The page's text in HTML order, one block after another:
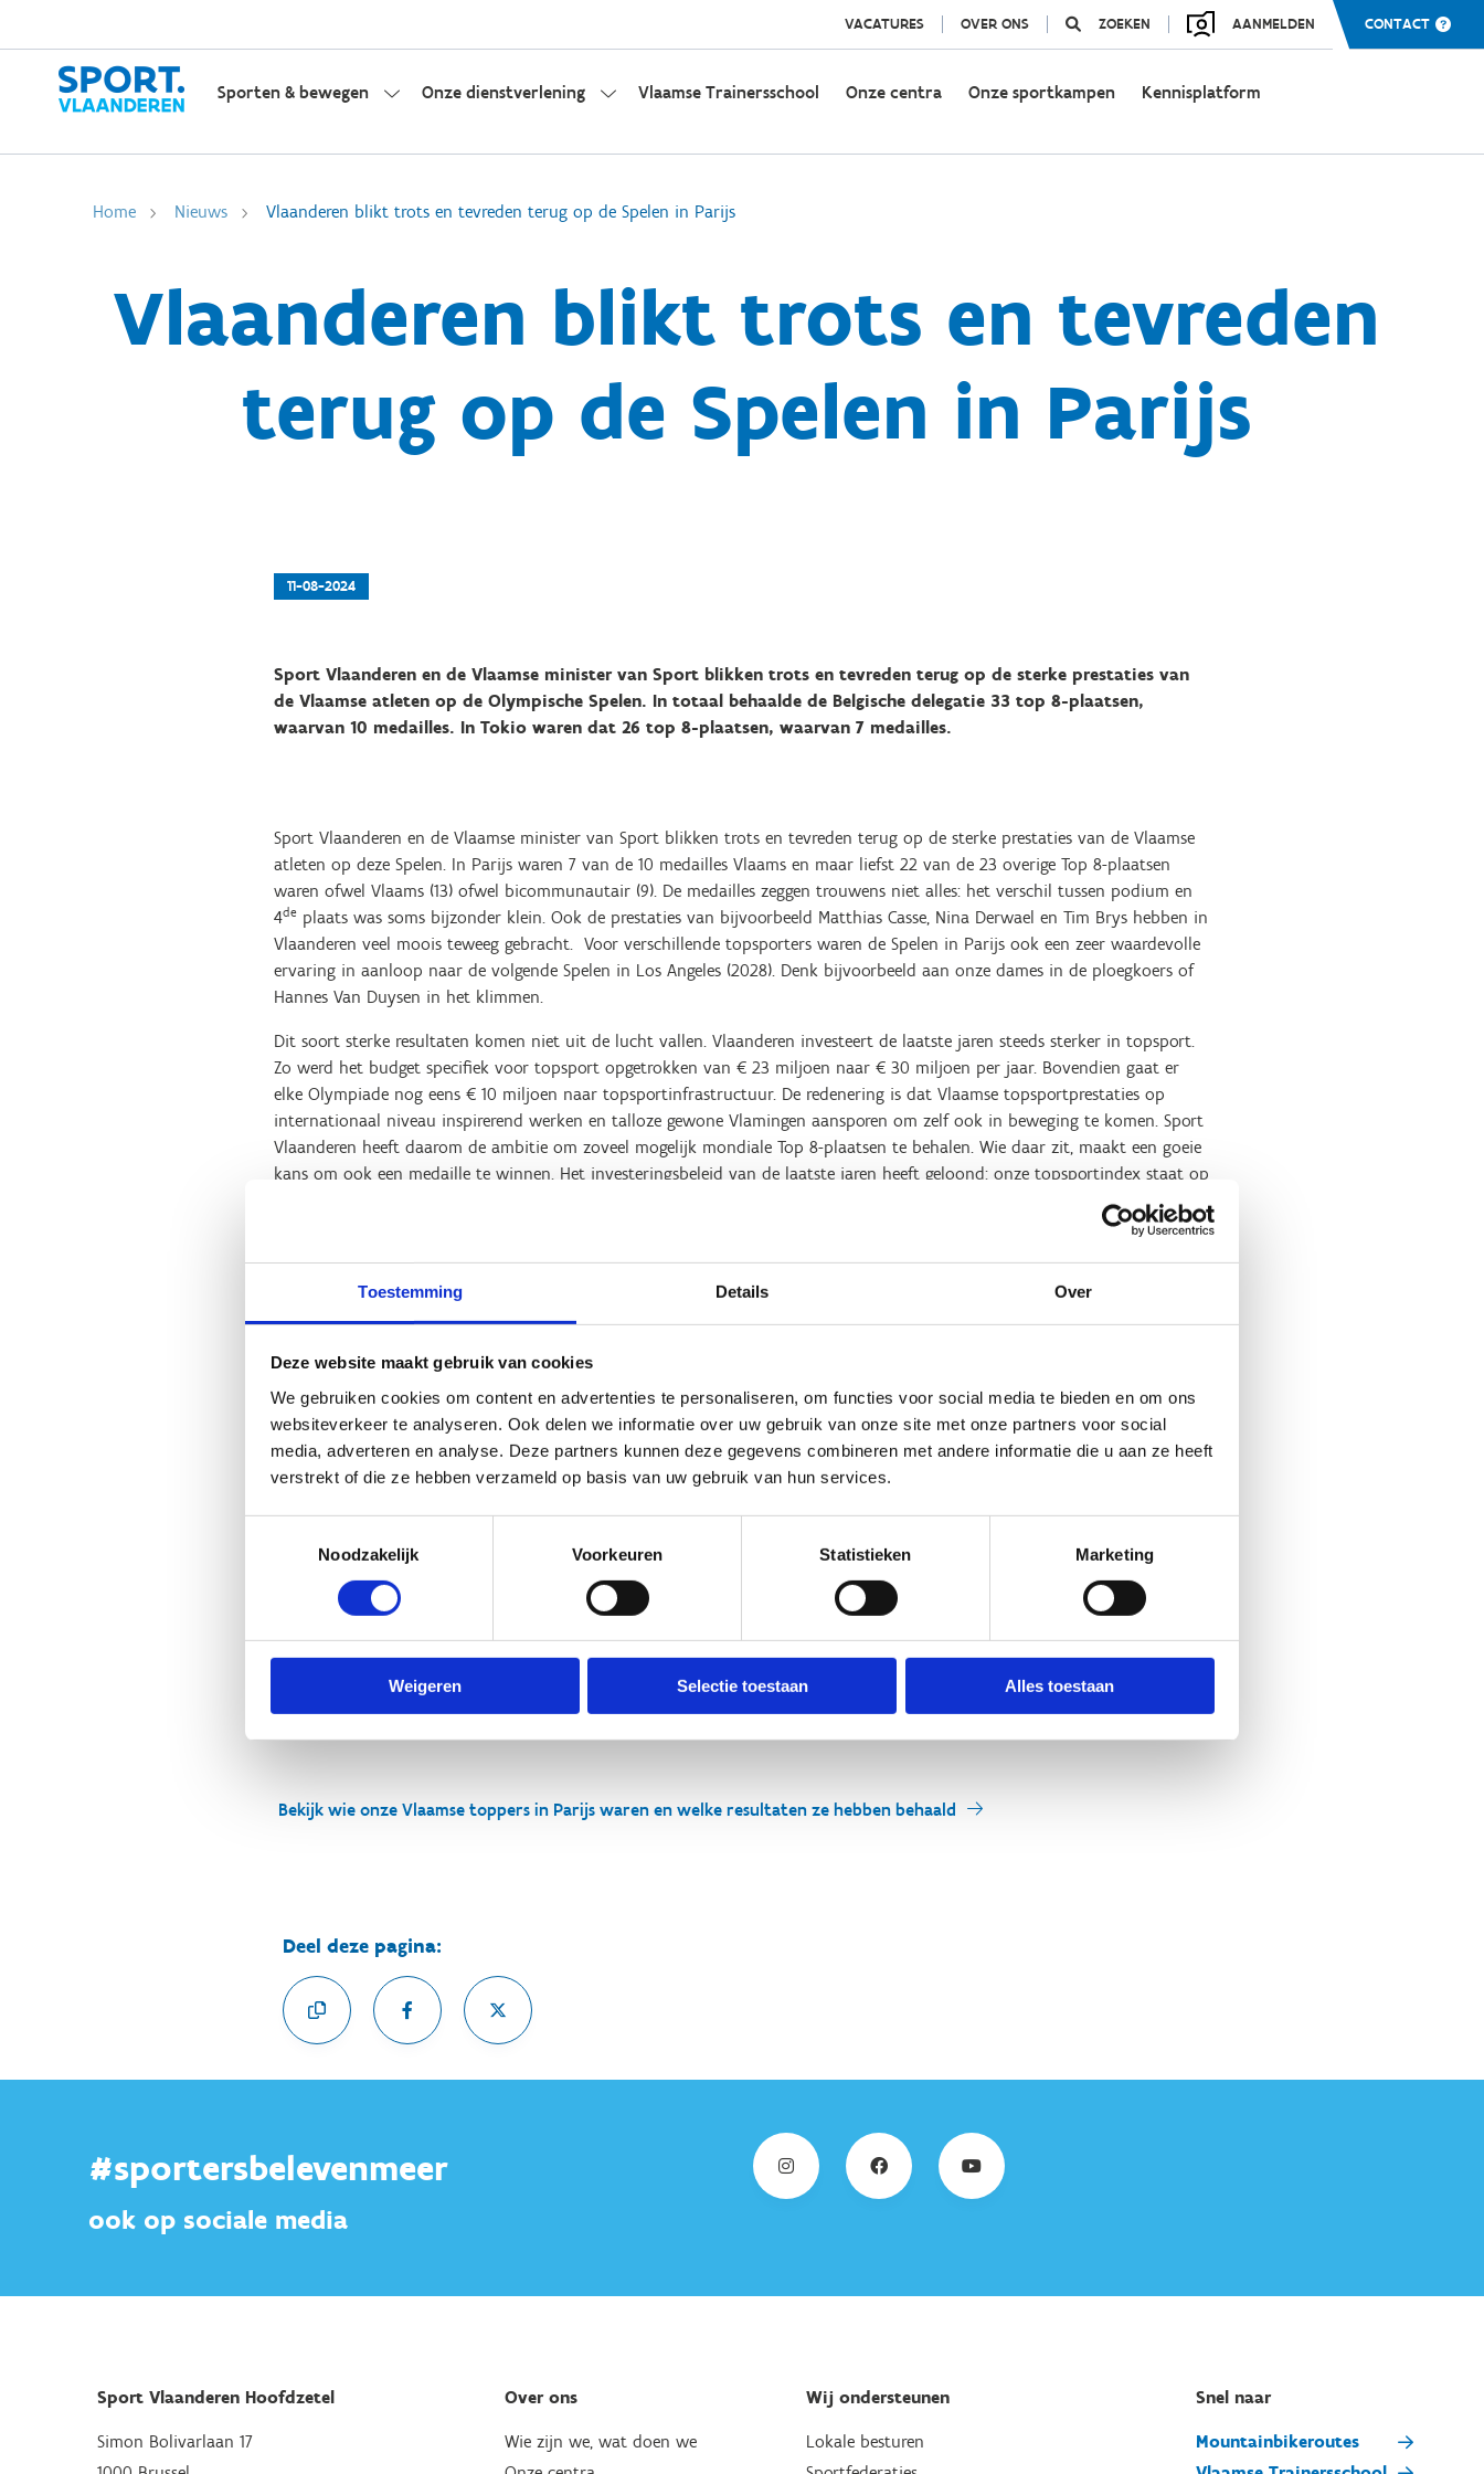
Toestemming Details Over
Deze website maakt gebruik van cookies
We gebruiken cookies om content en advertenties te personaliseren, om functies voor social media te bieden en om ons
websiteverkeer te analyseren. Ook delen we informatie over uw gebruik van onze site met onze partners voor social
media, adverteren en analyse. Deze partners kunnen deze gegevens combineren met andere informatie die u aan ze heeft
verstrekt of die ze hebben verzameld op basis van uw gebruik van hun services.
Noodzakelijk
Voorkeuren Statistieken Marketing
Weigeren Selectie toestaan Alles toestaan
VACATURES OVER ONS ZOEKEN AANMELDEN CONTACT
Sporten & bewegen Onze dienstverlening Vlaamse Trainersschool Onze centra Onze sportkampen Kennisplatform
Home Nieuws Vlaanderen blikt trots en tevreden terug op de Spelen in Parijs
Vlaanderen blikt trots en tevreden
terug op de Spelen in Parijs
11-08-2024
Sport Vlaanderen en de Vlaamse minister van Sport blikken trots en tevreden terug op de sterke prestaties van
de Vlaamse atleten op de Olympische Spelen. In totaal behaalde de Belgische delegatie 33 top 8-plaatsen,
waarvan 10 medailles. In Tokio waren dat 26 top 8-plaatsen, waarvan 7 medailles.
Sport Vlaanderen en de Vlaamse minister van Sport blikken trots en tevreden terug op de sterke prestaties van de Vlaamse
atleten op deze Spelen. In Parijs waren 7 van de 10 medailles Vlaams en maar liefst 22 van de 23 overige Top 8-plaatsen
waren ofwel Vlaams (13) ofwel bicommunautair (9). De medailles zeggen trouwens niet alles: het verschil tussen podium en
4de plaats was soms bijzonder klein. Ook de prestaties van bijvoorbeeld Matthias Casse, Nina Derwael en Tim Brys hebben in
Vlaanderen veel moois teweeg gebracht. Voor verschillende topsporters waren de Spelen in Parijs ook een zeer waardevolle
ervaring in aanloop naar de volgende Spelen in Los Angeles (2028). Denk bijvoorbeeld aan onze dames in de ploegkoers of
Hannes Van Duysen in het klimmen.
Dit soort sterke resultaten komen niet uit de lucht vallen. Vlaanderen investeert de laatste jaren steeds sterker in topsport.
Zo werd het budget specifiek voor topsport opgetrokken van € 23 miljoen naar € 30 miljoen per jaar. Bovendien gaat er
elke Olympiade nog eens € 10 miljoen naar topsportinfrastructuur. De redenering is dat Vlaamse topsportprestaties op
internationaal niveau inspirerend werken en talloze gewone Vlamingen aansporen om zelf ook in beweging te komen. Sport
Vlaanderen heeft daarom de ambitie om zoveel mogelijk mondiale Top 8-plaatsen te behalen. Wie daar zit, maakt een goeie
kans om ook een medaille te winnen. Het investeringsbeleid van de laatste jaren heeft geloond: onze topsportindex staat op
Sport Vlaanderen heeft deze Spelen al sinds Tokio ook intensief voorbereid samen met de federaties. In verschillende
gevallen is er zelfs al veel langer een samenwerking. Denk bijvoorbeeld aan onze renners in het baanwielrennen, die allemaal
hun roots hebben in de topsportschool in Gent en daarna via het U23-programma van de federatie doorgegroeid zijn naar
de wereldtop. In deze discipline zullen Vlaamse renners in de komende jaren alleen maar nog sterker worden, dankzij de
nieuwe velodroom in Heusden-Zolder.
“We gaan nu genieten van al deze prachtige prestaties, maar we gaan zeker niet op deze lauweren rusten”, zegt de Vlaamse
minister van Sport. “Vlaanderen moet ambitieus blijven om in de toekomst nog beter te scoren. Landen zoals Nederland
bewijzen dat je niet groot moet zijn om zeer succesvol te zijn op de Spelen. Het is belangrijk om te blijven inzetten op
onder meer de topsportwerking van de federaties, maar ook op kwaliteitsvolle clubs, goede trainers en een sterke
“Deze resultaten geven ons een boost om samen met federaties, clubs, trainers, ouders, …verder te bouwen aan een echte
Vlaamse sportcultuur”, zegt administrateur-generaal
van Sport Vlaanderen.
Sport Vlaanderen zal alle resultaten in de komende maanden verder analyseren op individueel niveau. Dat gebeurt samen
met de federaties. Het topsportbeleid zal er alles aan doen om de resultaten te verzilveren voor de toekomst. Er zullen
zoveel mogelijk linken gelegd worden naar de competitiesport in Vlaanderen én de breedtesport. Zo kunnen sterke prestaties
helpen om de inschrijvingscijfers in sportclubs nog verder te verhogen.
Bekijk wie onze Vlaamse toppers in Parijs waren en welke resultaten ze hebben behaald
Deel deze pagina:
#sportersbelevenmeer
ook op sociale media
Sport Vlaanderen Hoofdzetel
Simon Bolivarlaan 17
Over ons
Wie zijn we, wat doen we
Wij ondersteunen
Lokale besturen
Snel naar
Mountainbikeroutes